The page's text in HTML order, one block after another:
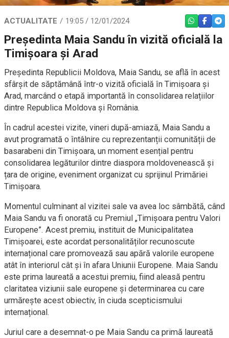
ACTUALITATE 19:05 / 12/01/2024 WHATSAPP
Președinta Maia Sandu în vizită oficială la
Timișoara și Arad
Președinta Republicii Moldova, Maia Sandu, se află în acest
sfârșit de săptămână într-o vizită oficială în Timișoara și
Arad, marcând o etapă importantă în consolidarea relațiilor
dintre Republica Moldova și România.
În cadrul acestei vizite, vineri după-amiază, Maia Sandu a
avut programată o întâlnire cu reprezentanții comunității de
basarabeni din Timișoara, un moment esențial pentru
consolidarea legăturilor dintre diaspora moldovenească și
țara de origine, eveniment organizat cu sprijinul Primăriei
Timișoara.
Momentul culminant al vizitei sale va avea loc sâmbătă, când
Maia Sandu va fi onorată cu Premiul „Timișoara pentru Valori
Europene”. Acest premiu, instituit de Municipalitatea
Timișoarei, este acordat personalităților recunoscute
internațional care promovează sau apără valorile europene
atât în interiorul cât și în afara Uniunii Europene. Maia Sandu
este prima laureată a acestui premiu, fiind aleasă pentru
claritatea viziunii sale europene și determinarea cu care
urmărește acest obiectiv, în ciuda scepticismului
internațional.
Juriul care a desemnat-o pe Maia Sandu ca primă laureată